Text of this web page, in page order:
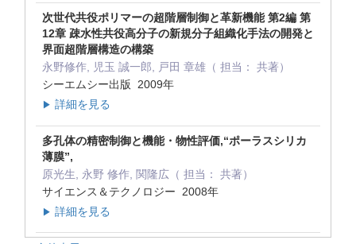
次世代共役ポリマーの超階層制御と革新機能 第2編 第
12章 疎水性共役高分子の新規分子組織化手法の開発と
界面超階層構造の構築
永野修作, 児玉 誠一郎, 戸田 章雄（ 担当： 共著）
シーエムシー出版 2009年
▶ 詳細を見る
多孔体の精密制御と機能・物性評価,“ポーラスシリカ
薄膜”,
原光生, 永野 修作, 関隆広（ 担当： 共著）
サイエンス＆テクノロジー 2008年
▶ 詳細を見る